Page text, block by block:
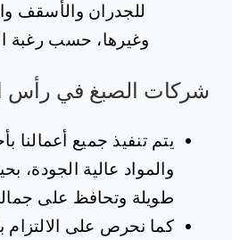
للجدران والأسقف
وغيرها، حسب رغبة
شركات الصبغ في رأس
يتم تنفيذ جميع أعمالنا
والمواد عالية الجودة،
طويلة وتحافظ على
كما نحرص على الالتزام